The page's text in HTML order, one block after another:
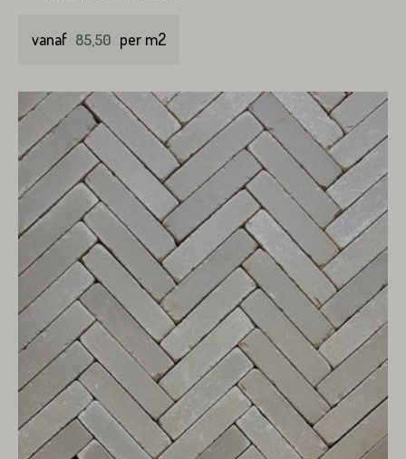
vanaf 85,50 per m2
VERSTUREN
VERSTUREN